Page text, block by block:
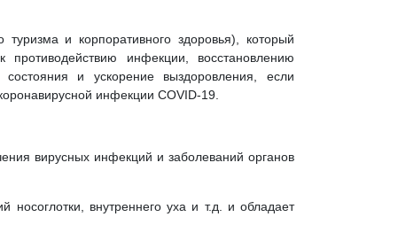
и корпоративного здоровья), который
инфекции, восстановлению
и ускорение выздоровления, если
инфекции COVID-19.
вирусных инфекций и заболеваний органов
внутреннего уха и т.д. и обладает